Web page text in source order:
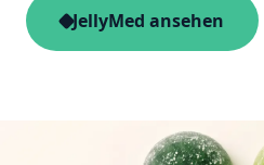
JellyMed ansehen